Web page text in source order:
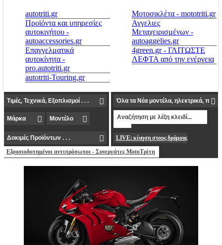
autotriti.gr
Προϊόντα και υπηρεσίες
αυτοκινήτου -
autoaccessories.gr
Επαγγελματικά
αυτοκίνητα -
pro.autotriti.gr
autotriti-Touring.gr
Μοτοσικλέτα - mototriti.gr
Αγγελιες
Μεταχειρισμένων -
autoaggelies.gr
4green.gr - ΓΛΙΤΩΣΤΕ
ΛΕΦΤΑ από την ενέργεια
LIVE: κίνηση στους δρόμους
Εξουσιοδοτημένοι αντιπρόσωποι - Συνεργάτες MotoΤρίτη